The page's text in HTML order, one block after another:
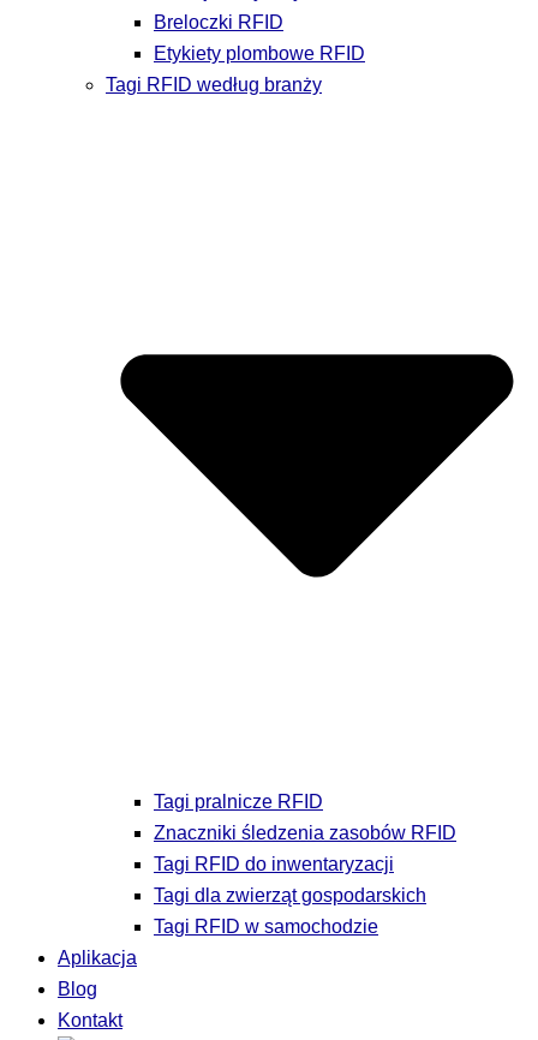
Breloczki RFID
Etykiety plombowe RFID
Tagi RFID według branży
Tagi pralnicze RFID
Znaczniki śledzenia zasobów RFID
Tagi RFID do inwentaryzacji
Tagi dla zwierząt gospodarskich
Tagi RFID w samochodzie
Aplikacja
Blog
Kontakt